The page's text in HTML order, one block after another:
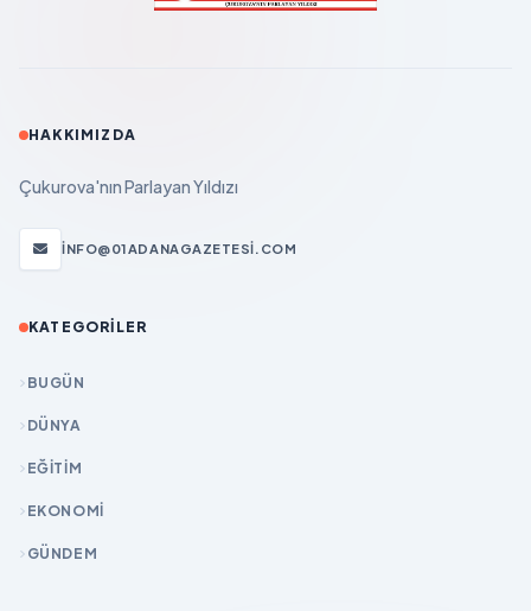
HAKKIMIZDA
Çukurova'nın Parlayan Yıldızı
INFO@01ADANAGAZETESI.COM
KATEGORILER
BUGÜN
DÜNYA
EĞİTİM
EKONOMİ
GÜNDEM